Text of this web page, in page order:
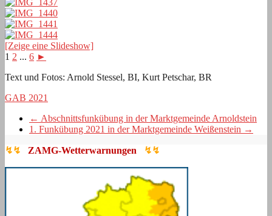
[Zeige eine Slideshow]
1 2 ... 6 ►
Text und Fotos: Arnold Stessel, BI, Kurt Petschar, BR
GAB 2021
← Abschnittsfunkübung in der Marktgemeinde Arnoldstein
1. Funkübung 2021 in der Marktgemeinde Weißenstein →
↯↯ ZAMG-Wetterwarnungen ↯↯